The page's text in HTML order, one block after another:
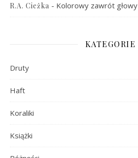
R.A. Cieżka - Kolorowy zawrót głowy
KATEGORIE
Druty
Haft
Koraliki
Książki